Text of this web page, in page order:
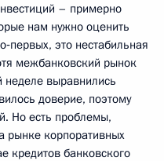
– примерно
нам нужно оценить
это нестабильная
межбанковский рынок
выравнились
доверие, поэтому
Но есть проблемы,
рынке корпоративных
кредитов банковского